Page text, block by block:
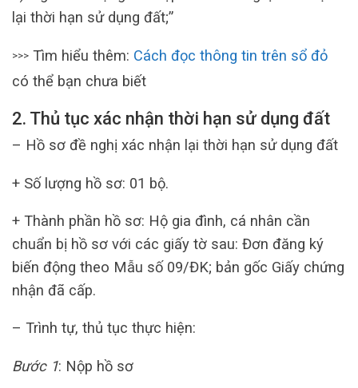
lại thời hạn sử dụng đất;”
>>> Tìm hiểu thêm: Cách đọc thông tin trên sổ đỏ
có thể bạn chưa biết
2. Thủ tục xác nhận thời hạn sử dụng đất
– Hồ sơ đề nghị xác nhận lại thời hạn sử dụng đất
+ Số lượng hồ sơ: 01 bộ.
+ Thành phần hồ sơ: Hộ gia đình, cá nhân cần
chuẩn bị hồ sơ với các giấy tờ sau: Đơn đăng ký
biến động theo Mẫu số 09/ĐK; bản gốc Giấy chứng
nhận đã cấp.
– Trình tự, thủ tục thực hiện:
Bước 1: Nộp hồ sơ